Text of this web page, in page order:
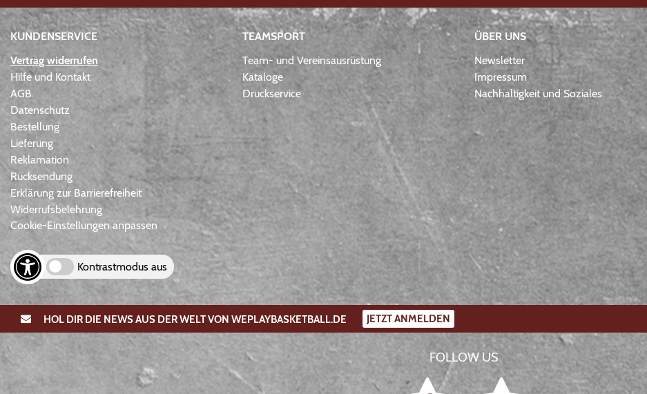
KUNDENSERVICE
Vertrag widerrufen
Hilfe und Kontakt
AGB
Datenschutz
Bestellung
Lieferung
Reklamation
Rücksendung
Erklärung zur Barrierefreiheit
Widerrufsbelehrung
Cookie-Einstellungen anpassen
Kontrastmodus aus
TEAMSPORT
Team- und Vereinsausrüstung
Kataloge
Druckservice
ÜBER UNS
Newsletter
Impressum
Nachhaltigkeit und Soziales
HOL DIR DIE NEWS AUS DER WELT VON WEPLAYBASKETBALL.DE JETZT ANMELDEN
FOLLOW US